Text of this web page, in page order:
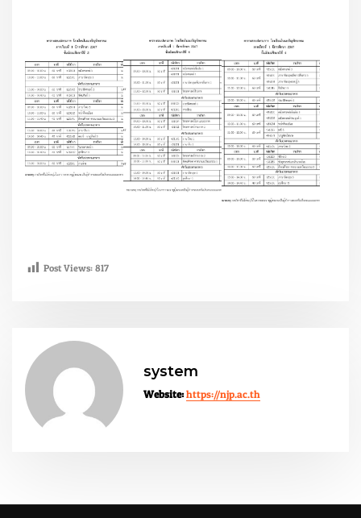
Post Views: 817
system
Website: https://njp.ac.th